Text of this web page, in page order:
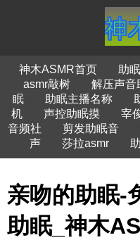
神木ASMR首页 助
asmr敲树
解压声音
眠
助眠主播名称
机
声控助眠摸 宰
音频社
剪发助眠音
声
莎拉asmr
亲吻的助眠-
助眠_神木